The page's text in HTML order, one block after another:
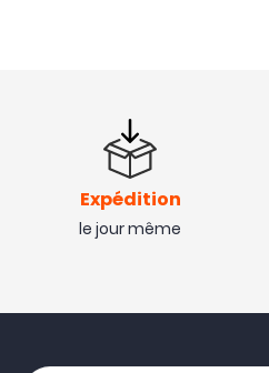
Expédition
le jour même